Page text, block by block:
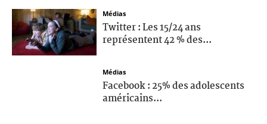
Médias
Twitter : Les 15/24 ans
représentent 42 % des...
Médias
Facebook : 25% des adolescents
américains...